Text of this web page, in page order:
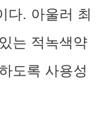
다. 아울러 최
는 적녹색약
도록 사용성